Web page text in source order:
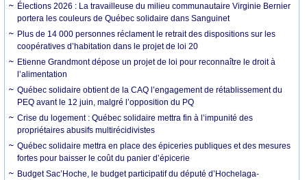
Élections 2026 : La travailleuse du milieu communautaire Virginie Bernier
portera les couleurs de Québec solidaire dans Sanguinet
Plus de 14 000 personnes réclament le retrait des dispositions sur les
coopératives d’habitation dans le projet de loi 20
Etienne Grandmont dépose un projet de loi pour reconnaître le droit à
l’alimentation
Québec solidaire obtient de la CAQ l’engagement de rétablissement du
PEQ avant le 12 juin, malgré l’opposition du PQ
Crise du logement : Québec solidaire mettra fin à l’impunité des
propriétaires abusifs multirécidivistes
Québec solidaire mettra en place des épiceries publiques et des mesures
fortes pour baisser le coût du panier d’épicerie
Budget Sac’Hoche, le budget participatif du député d’Hochelaga-